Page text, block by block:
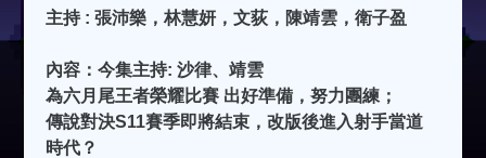
主持 : 張沛樂，林慧妍，文荻，陳靖雲，衛子盈
內容：今集主持: 沙律、靖雲
為六月尾王者榮耀比賽 出好準備，努力團練；
傳說對決S11賽季即將結束，改版後進入射手當道
時代？